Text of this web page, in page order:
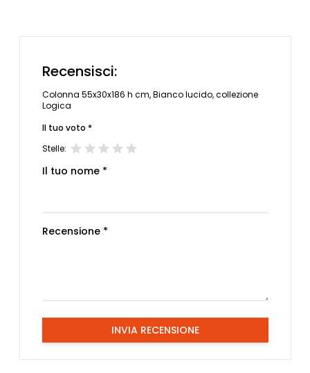
Recensisci:
Colonna 55x30x186 h cm, Bianco lucido, collezione
Logica
Il tuo voto *
Stelle:
Il tuo nome *
Recensione *
INVIA RECENSIONE